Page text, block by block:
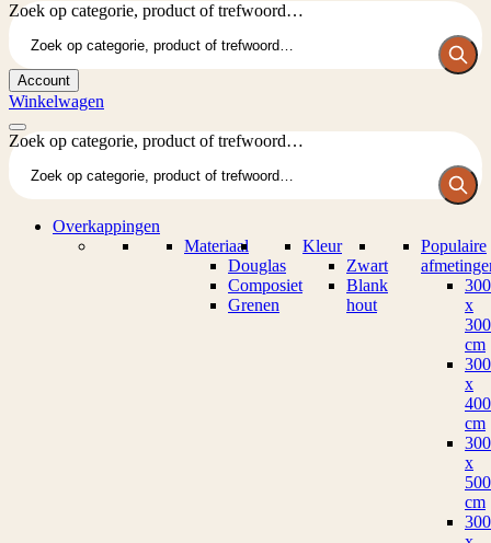
Zoek op categorie, product of trefwoord…
Account
Winkelwagen
Zoek op categorie, product of trefwoord…
Overkappingen
Materiaal
Douglas
Composiet
Grenen
Kleur
Zwart
Blank
hout
Populaire
300
x
300
cm
300
x
400
cm
300
x
500
cm
300